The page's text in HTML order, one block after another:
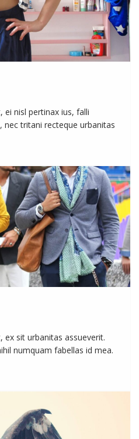
nisl pertinax ius, falli
nec tritani recteque urbanitas
sit urbanitas assueverit.
numquam fabellas id mea.